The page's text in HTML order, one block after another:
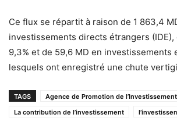
Ce flux se répartit à raison de 1 863,4
investissements directs étrangers
9,3% et de 59,6 MD en investissements
lesquels ont enregistré une chute
TAGS Agence de Promotion de
La contribution de l’investissement